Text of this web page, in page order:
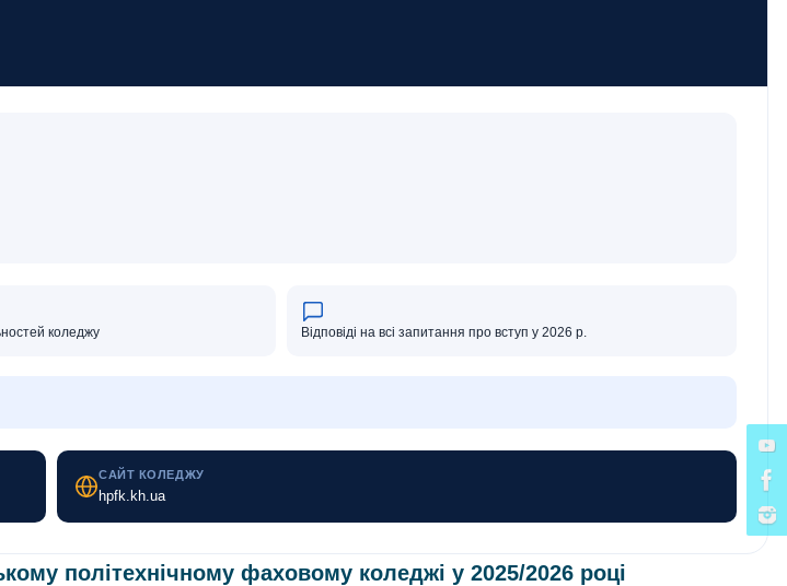
коледжу Відповіді на всі запитання про вступ у 2026 р.
САЙТ КОЛЕДЖУ
hpfk.kh.ua
політехнічному фаховому коледжі у 2025/2026 році